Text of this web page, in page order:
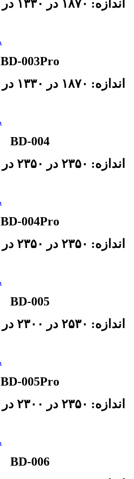
اندازه: ۱۸۷۰ در ۱۳۳۰ در ۸۰۰ میلی‌متر
BD-003Pro
اندازه: ۱۸۷۰ در ۱۳۳۰ در ۸۰۰ میلی‌متر
BD-004
اندازه: ۲۳۵۰ در ۲۳۵۰ در ۹۰۰ میلی‌متر
BD-004Pro
اندازه: ۲۳۵۰ در ۲۳۵۰ در ۹۰۰ میلی‌متر
BD-005
اندازه: ۲۵۳۰ در ۲۳۰۰ در ۹۰۰ میلی‌متر
BD-005Pro
اندازه: ۲۳۵۰ در ۲۳۰۰ در ۹۰۰ میلی‌متر
BD-006